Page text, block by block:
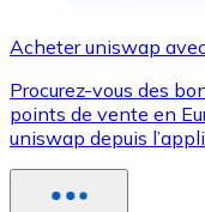
Acheter uniswap
Procurez-vous des
points de vente en
uniswap depuis